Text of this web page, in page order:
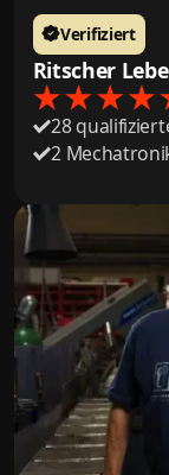
Ritscher
Verifiziert
28
2